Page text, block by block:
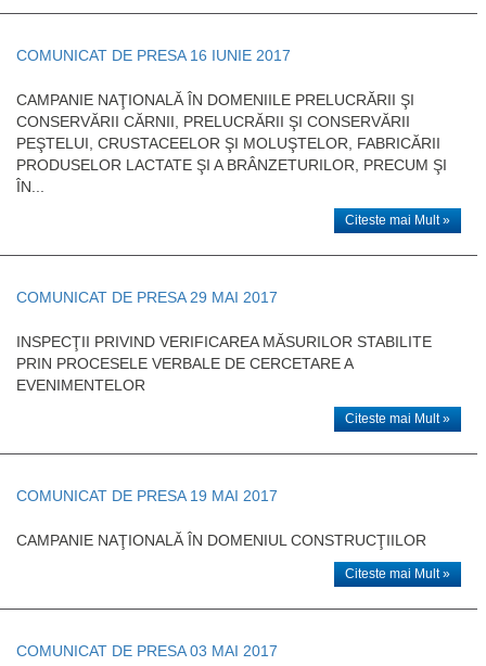
COMUNICAT DE PRESA 16 IUNIE 2017
CAMPANIE NAŢIONALĂ ÎN DOMENIILE PRELUCRĂRII ŞI
CONSERVĂRII CĂRNII, PRELUCRĂRII ŞI CONSERVĂRII
PEŞTELUI, CRUSTACEELOR ŞI MOLUŞTELOR, FABRICĂRII
PRODUSELOR LACTATE ŞI A BRÂNZETURILOR, PRECUM ŞI
ÎN...
Citeste mai Mult »
COMUNICAT DE PRESA 29 MAI 2017
INSPECŢII PRIVIND VERIFICAREA MĂSURILOR STABILITE
PRIN PROCESELE VERBALE DE CERCETARE A
EVENIMENTELOR
Citeste mai Mult »
COMUNICAT DE PRESA 19 MAI 2017
CAMPANIE NAŢIONALĂ ÎN DOMENIUL CONSTRUCŢIILOR
Citeste mai Mult »
COMUNICAT DE PRESA 03 MAI 2017